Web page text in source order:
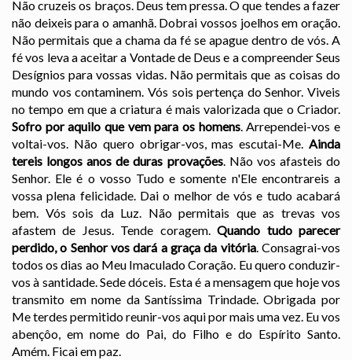
Não cruzeis os braços. Deus tem pressa. O que tendes a fazer
não deixeis para o amanhã. Dobrai vossos joelhos em oração.
Não permitais que a chama da fé se apague dentro de vós. A
fé vos leva a aceitar a Vontade de Deus e a compreender Seus
Desígnios para vossas vidas. Não permitais que as coisas do
mundo vos contaminem. Vós sois pertença do Senhor. Viveis
no tempo em que a criatura é mais valorizada que o Criador.
Sofro por aquilo que vem para os homens. Arrependei-vos e
voltai-vos. Não quero obrigar-vos, mas escutai-Me. Ainda
tereis longos anos de duras provações. Não vos afasteis do
Senhor. Ele é o vosso Tudo e somente n'Ele encontrareis a
vossa plena felicidade. Dai o melhor de vós e tudo acabará
bem. Vós sois da Luz. Não permitais que as trevas vos
afastem de Jesus. Tende coragem.Quando tudo parecer
perdido, o Senhor vos dará a graça da vitória. Consagrai-vos
todos os dias ao Meu Imaculado Coração. Eu quero conduzir-
vos à santidade. Sede dóceis. Esta é a mensagem que hoje vos
transmito em nome da Santíssima Trindade. Obrigada por
Me terdes permitido reunir-vos aqui por mais uma vez. Eu vos
abençôo, em nome do Pai, do Filho e do Espírito Santo.
Amém. Ficai em paz.